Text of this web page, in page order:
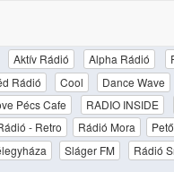
Aktív Rádió Alpha Rádió
Rádió Cool Dance Wave
Pécs Cafe RADIO INSIDE
- Retro Rádió Mora
Sláger FM Rádió